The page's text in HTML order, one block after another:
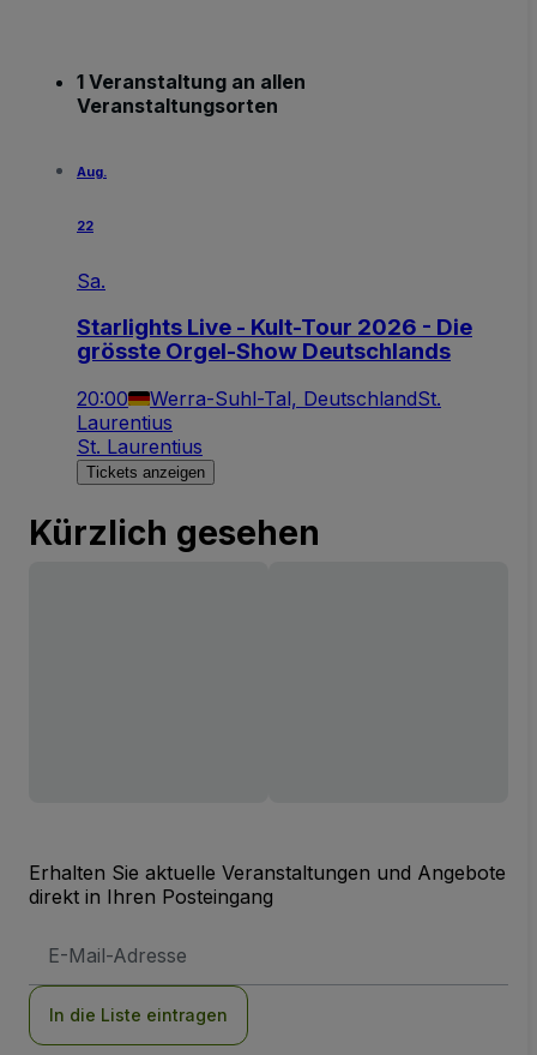
1 Veranstaltung an allen
Veranstaltungsorten
Aug.
22
Sa.
Starlights Live - Kult-Tour 2026 - Die
grösste Orgel-Show Deutschlands
20:00 Werra-Suhl-Tal, DeutschlandSt.
Laurentius
St. Laurentius
Tickets anzeigen
Kürzlich gesehen
Erhalten Sie aktuelle Veranstaltungen und Angebote
direkt in Ihren Posteingang
Mail-
In die Liste eintragen